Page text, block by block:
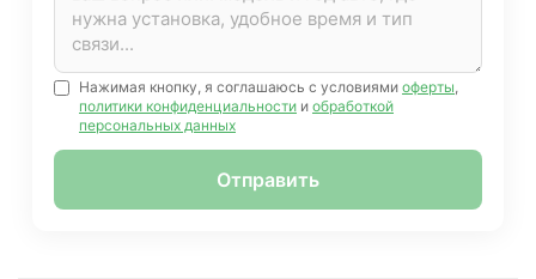
Нажимая кнопку, я соглашаюсь с условиями оферты,
политики конфиденциальности и обработкой
персональных данных
Отправить